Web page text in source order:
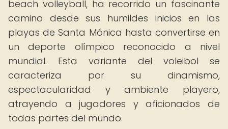
beach volleyball, ha recorrido un fascinante
camino desde sus humildes inicios en las
playas de Santa Mónica hasta convertirse en
un deporte olímpico reconocido a nivel
mundial. Esta variante del voleibol se
caracteriza por su dinamismo,
espectacularidad y ambiente playero,
atrayendo a jugadores y aficionados de
todas partes del mundo.